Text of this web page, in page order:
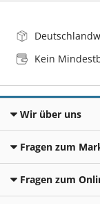
Kein
Wir über uns
Fragen zum
Fragen zum